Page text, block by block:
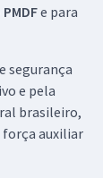
e para
segurança
e pela
brasileiro,
força auxiliar